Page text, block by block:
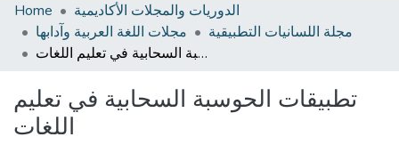
Home
الدوريات والمجلات الأكاديمية
مجلات اللغة العربية وآدابها
مجلة اللسانيات التطبيقية
تطبيقات الحوسبة السحابية في تعليم اللغات
تطبيقات الحوسبة السحابية في تعليم
اللغات